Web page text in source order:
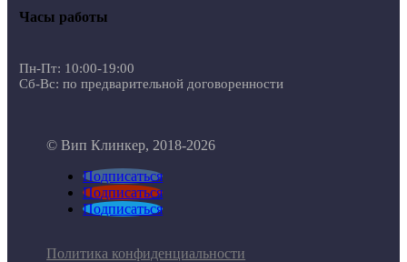
Часы работы
Пн-Пт: 10:00-19:00
Сб-Вс: по предварительной договоренности
© Вип Клинкер, 2018-2026
Подписаться
Подписаться
Подписаться
Политика конфиденциальности